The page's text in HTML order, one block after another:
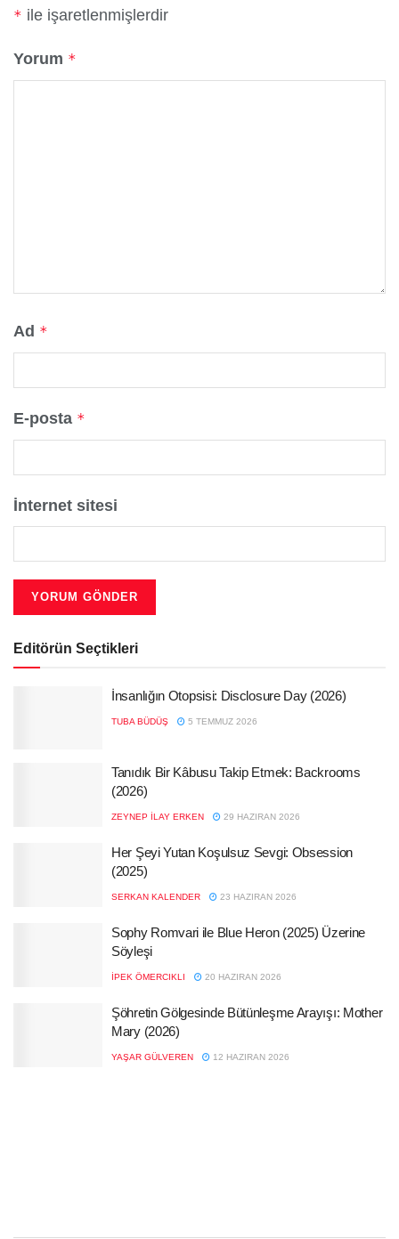
* ile işaretlenmişlerdir
Yorum *
Ad *
E-posta *
İnternet sitesi
Editörün Seçtikleri
İnsanlığın Otopsisi: Disclosure Day (2026)
TUBA BÜDÜŞ 5 TEMMUZ 2026
Tanıdık Bir Kâbusu Takip Etmek: Backrooms
(2026)
ZEYNEP İLAY ERKEN 29 HAZIRAN 2026
Her Şeyi Yutan Koşulsuz Sevgi: Obsession
(2025)
SERKAN KALENDER 23 HAZIRAN 2026
Sophy Romvari ile Blue Heron (2025) Üzerine
Söyleşi
İPEK ÖMERCIKLI 20 HAZIRAN 2026
Şöhretin Gölgesinde Bütünleşme Arayışı: Mother
Mary (2026)
YAŞAR GÜLVEREN 12 HAZIRAN 2026